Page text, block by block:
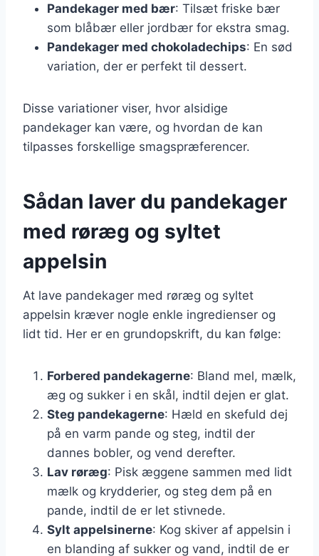
Pandekager med bær: Tilsæt friske bær
som blåbær eller jordbær for ekstra smag.
Pandekager med chokoladechips: En sød
variation, der er perfekt til dessert.
Disse variationer viser, hvor alsidige
pandekager kan være, og hvordan de kan
tilpasses forskellige smagspræferencer.
Sådan laver du pandekager
med røræg og syltet
appelsin
At lave pandekager med røræg og syltet
appelsin kræver nogle enkle ingredienser og
lidt tid. Her er en grundopskrift, du kan følge:
Forbered pandekagerne: Bland mel, mælk,
æg og sukker i en skål, indtil dejen er glat.
Steg pandekagerne: Hæld en skefuld dej
på en varm pande og steg, indtil der
dannes bobler, og vend derefter.
Lav røræg: Pisk æggene sammen med lidt
mælk og krydderier, og steg dem på en
pande, indtil de er let stivnede.
Sylt appelsinerne: Kog skiver af appelsin i
en blanding af sukker og vand, indtil de er